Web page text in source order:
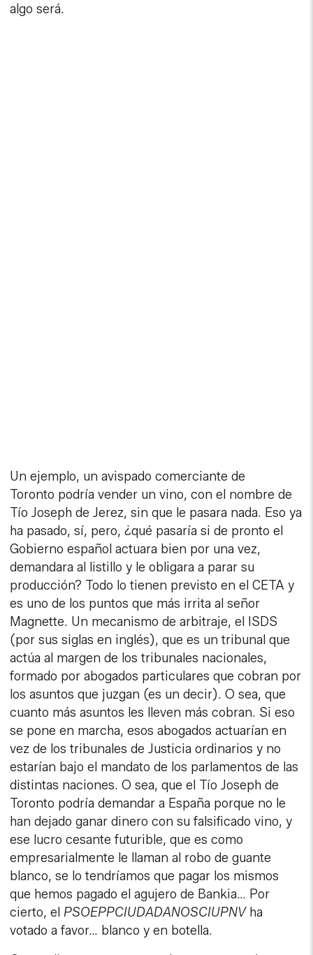
algo será.
Un ejemplo, un avispado comerciante de
Toronto podría vender un vino, con el nombre de
Tío Joseph de Jerez, sin que le pasara nada. Eso ya
ha pasado, sí, pero, ¿qué pasaría si de pronto el
Gobierno español actuara bien por una vez,
demandara al listillo y le obligara a parar su
producción? Todo lo tienen previsto en el CETA y
es uno de los puntos que más irrita al señor
Magnette. Un mecanismo de arbitraje, el ISDS
(por sus siglas en inglés), que es un tribunal que
actúa al margen de los tribunales nacionales,
formado por abogados particulares que cobran por
los asuntos que juzgan (es un decir). O sea, que
cuanto más asuntos les lleven más cobran. Si eso
se pone en marcha, esos abogados actuarían en
vez de los tribunales de Justicia ordinarios y no
estarían bajo el mandato de los parlamentos de las
distintas naciones. O sea, que el Tío Joseph de
Toronto podría demandar a España porque no le
han dejado ganar dinero con su falsificado vino, y
ese lucro cesante futurible, que es como
empresarialmente le llaman al robo de guante
blanco, se lo tendríamos que pagar los mismos
que hemos pagado el agujero de Bankia… Por
cierto, elPSOEPPCIUDADANOSCIUPNVha
votado a favor… blanco y en botella.